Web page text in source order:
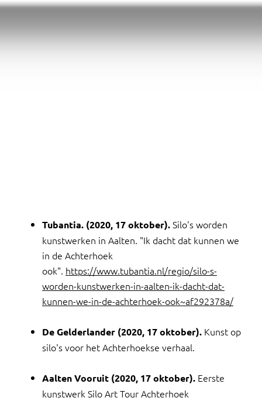
Tubantia. (2020, 17 oktober).Silo's worden
kunstwerken in Aalten. "Ik dacht dat kunnen we
in de Achterhoek
ook". https://www.tubantia.nl/regio/silo-s-
worden-kunstwerken-in-aalten-ik-dacht-dat-
kunnen-we-in-de-achterhoek-ook~af292378a/
De Gelderlander (2020, 17 oktober). Kunst op
silo's voor het Achterhoekse verhaal.
Aalten Vooruit (2020, 17 oktober). Eerste
kunstwerk Silo Art Tour Achterhoek